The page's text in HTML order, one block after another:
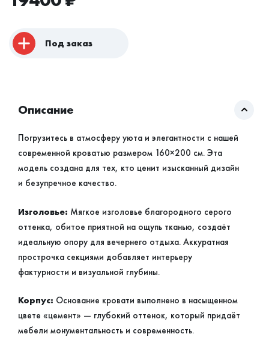
Под заказ
Описание
Погрузитесь в атмосферу уюта и элегантности с нашей
современной кроватью размером 160×200 см. Эта
модель создана для тех, кто ценит изысканный дизайн
и безупречное качество.
Изголовье: Мягкое изголовье благородного серого
оттенка, обитое приятной на ощупь тканью, создаёт
идеальную опору для вечернего отдыха. Аккуратная
прострочка секциями добавляет интерьеру
фактурности и визуальной глубины.
Корпус: Основание кровати выполнено в насыщенном
цвете «цемент» — глубокий оттенок, который придаёт
мебели монументальность и современность.